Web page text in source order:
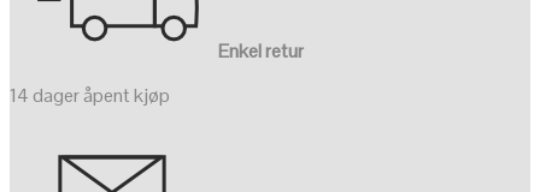
Enkel retur
14 dager åpent kjøp